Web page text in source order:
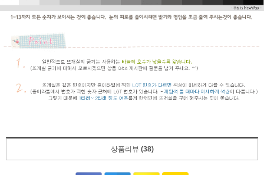
상품리뷰 (38)